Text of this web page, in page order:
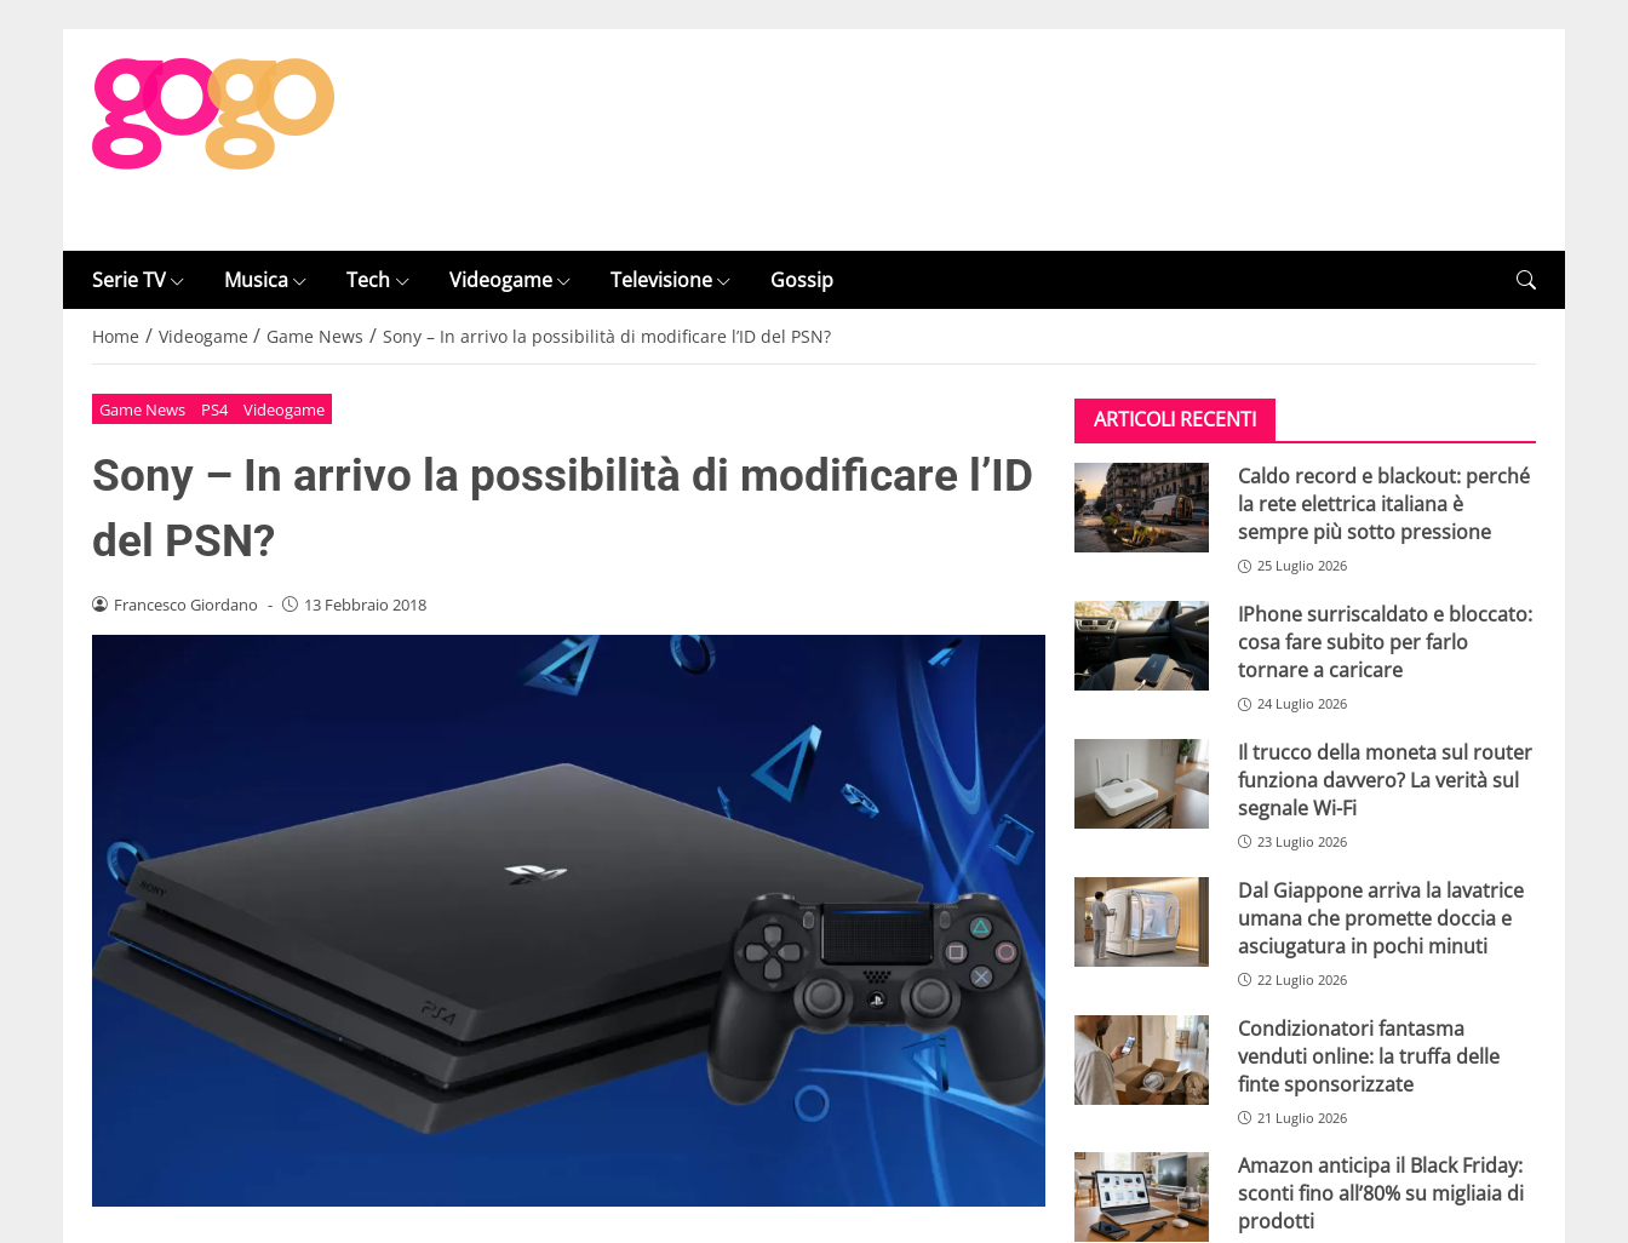
Serie TV Musica Tech Videogame Televisione Gossip
Home / Videogame / Game News / Sony – In arrivo la possibilità di modificare l’ID del PSN?
Game News PS4 Videogame
Sony – In arrivo la possibilità di modificare l’ID
del PSN?
Francesco Giordano - 13 Febbraio 2018
ARTICOLI RECENTI
Caldo record e blackout: perché
la rete elettrica italiana è
sempre più sotto pressione
25 Luglio 2026
IPhone surriscaldato e bloccato:
cosa fare subito per farlo
tornare a caricare
24 Luglio 2026
Il trucco della moneta sul router
funziona davvero? La verità sul
segnale Wi-Fi
23 Luglio 2026
Dal Giappone arriva la lavatrice
umana che promette doccia e
asciugatura in pochi minuti
22 Luglio 2026
Condizionatori fantasma
venduti online: la truffa delle
finte sponsorizzate
21 Luglio 2026
Amazon anticipa il Black Friday:
sconti fino all’80% su migliaia di
prodotti